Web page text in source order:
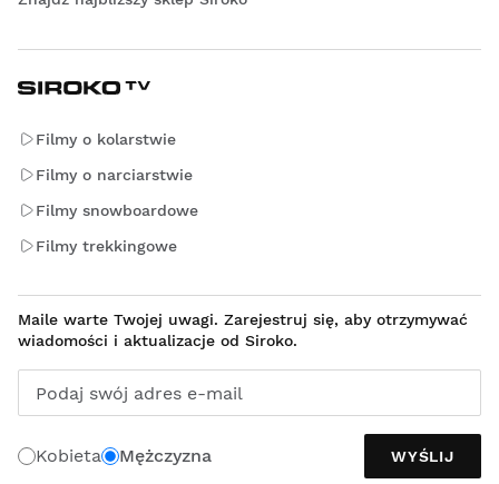
Filmy o kolarstwie
Filmy o narciarstwie
Filmy snowboardowe
Filmy trekkingowe
Maile warte Twojej uwagi. Zarejestruj się, aby otrzymywać
wiadomości i aktualizacje od Siroko.
Podaj swój adres e-mail
Kobieta Mężczyzna WYŚLIJ